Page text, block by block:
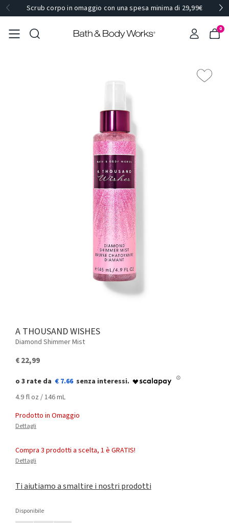
Scrub corpo in omaggio con una spesa minima di 29,99€
0
A THOUSAND WISHES
Diamond Shimmer Mist
€ 22,99
€ 7.66
4.9 fl oz / 146 mL
Prodotto in Omaggio
Dettagli
Compra 3 prodotti a scelta, 1 è GRATIS!
Dettagli
Ti aiutiamo a smaltire i nostri prodotti
Disponibile